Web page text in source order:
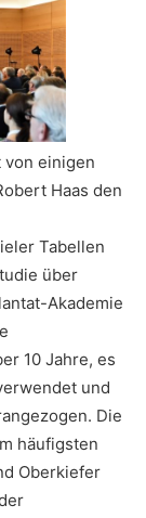
von einigen
Haas den
Tabellen
über
Akademie
10 Jahre, es
und
Die
häufigsten
Oberkiefer